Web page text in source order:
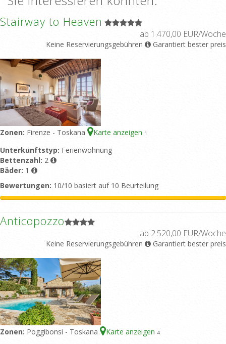
Stairway to Heaven
ab 1.470,00 EUR/Woche
Keine Reservierungsgebühren Garantiert bester preis
Zonen: Firenze - Toskana Karte anzeigen 1
Unterkunftstyp: Ferienwohnung
Bettenzahl: 2
Bäder: 1
Bewertungen: 10/10 basiert auf 10 Beurteilung
Anticopozzo
ab 2.520,00 EUR/Woche
Keine Reservierungsgebühren Garantiert bester preis
Zonen: Poggibonsi - Toskana Karte anzeigen 4